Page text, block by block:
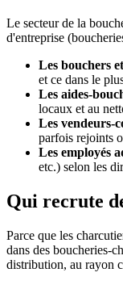
Le secteur de la
d'entreprise
Les bouchers
et ce dans le
Les aides-
locaux et au
Les vendeurs-
parfois rejoints
Les employés
etc.) selon les
Qui recrute
Parce que les
dans des boucheries-
distribution, au rayon